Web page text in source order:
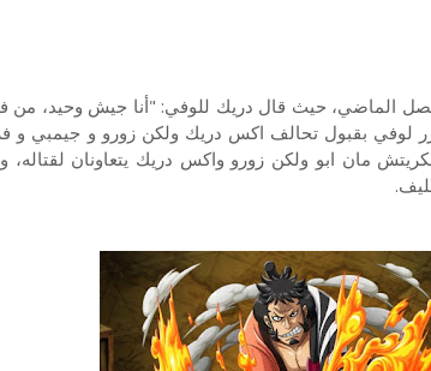
من حيث انتهى الفصل الماضي، حيث قال دريك للوفي: "أنا جيش
لوفي بقبول تحالف اکس دريك ولكن زورو و جيمبي و
مان ابو ولكن زورو واکس دريك يتعاونان لقتاله،